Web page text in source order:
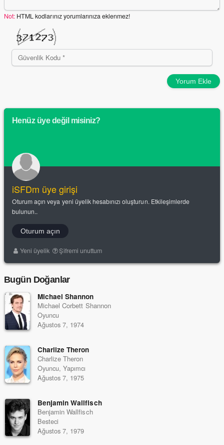
Not: HTML kodlarınız yorumlarınıza eklenmez!
Yorum Ekle
Henüz üye değil misiniz?
iSFDm üye girişi
Oturum açın veya yeni üyelik hesabınızı oluşturun. Etkileşimlerde
bulunun..
Oturum açın
Yeni üyelik Şifremi unuttum
Bugün Doğanlar
Michael Shannon
Michael Corbett Shannon
Oyuncu
Ağustos 7, 1974
Charlize Theron
Charlize Theron
Oyuncu, Yapımcı
Ağustos 7, 1975
Benjamin Wallfisch
Benjamin Wallfisch
Besteci
Ağustos 7, 1979